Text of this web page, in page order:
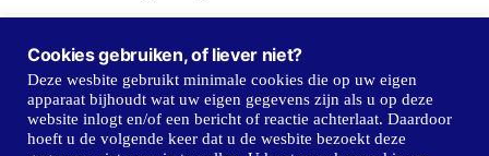
Het streven is in 1990 de Deltawerken geheel
gereed te hebben.
Cookies gebruiken, of liever niet?
Deze wesbite gebruikt minimale cookies die op uw eigen
apparaat bijhoudt wat uw eigen gegevens zijn als u op deze
website inlogt en/of een bericht of reactie achterlaat. Daardoor
hoeft u de volgende keer dat u de wesbite bezoekt deze